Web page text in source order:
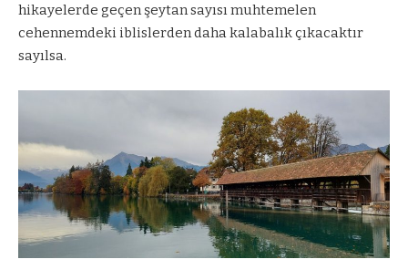
hikayelerde geçen şeytan sayısı muhtemelen
cehennemdeki iblislerden daha kalabalık çıkacaktır
sayılsa.